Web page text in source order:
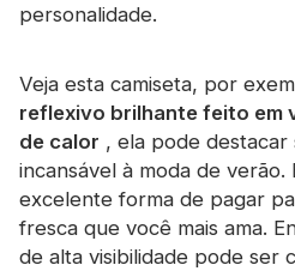
personalidade.
Veja esta camiseta, por
reflexivo brilhante feito em
de calor , ela pode destacar
incansável à moda de verão.
excelente forma de pagar
fresca que você mais ama.
de alta visibilidade pode ser